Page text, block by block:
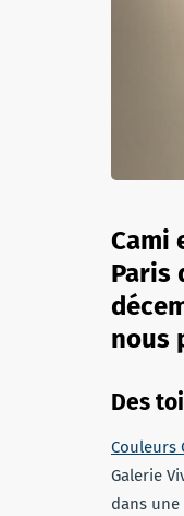
Cami
Paris
nous
Des
Couleurs
Galerie
dans